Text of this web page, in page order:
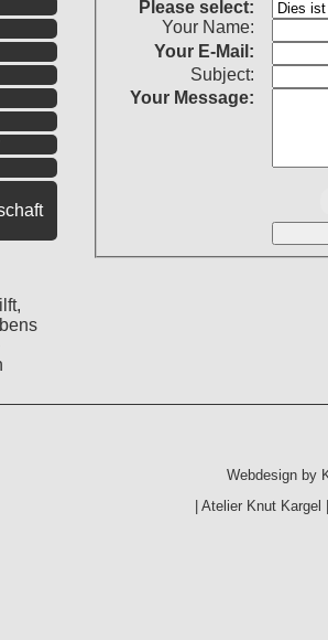
Please select:
Your Name:
Your E-Mail:
Subject:
Your Message:
Webdesign by
|Atelier Knut Kargel